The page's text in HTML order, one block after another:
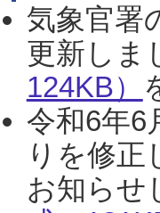
気象官署
更新しま
124KB）
令和6年6
りを修正
お知らせ